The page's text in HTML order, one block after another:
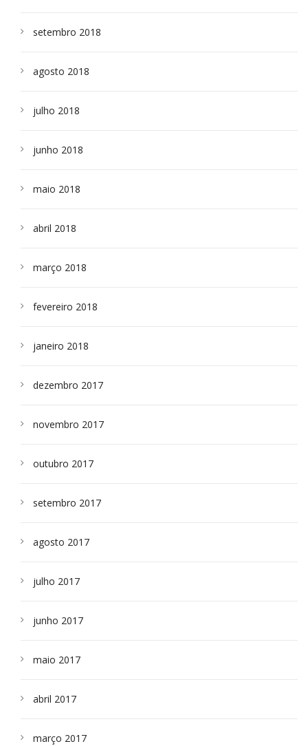
setembro 2018
agosto 2018
julho 2018
junho 2018
maio 2018
abril 2018
março 2018
fevereiro 2018
janeiro 2018
dezembro 2017
novembro 2017
outubro 2017
setembro 2017
agosto 2017
julho 2017
junho 2017
maio 2017
abril 2017
março 2017